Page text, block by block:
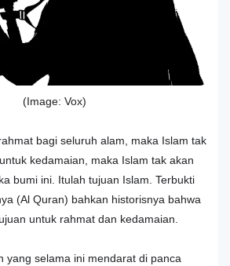
(Image: Vox)
bagi seluruh alam, maka Islam tak
kedamaian, maka Islam tak akan
bumi ini. Itulah tujuan Islam. Terbukti
(Al Quran) bahkan historisnya bahwa
untuk rahmat dan kedamaian.
yang selama ini mendarat di panca